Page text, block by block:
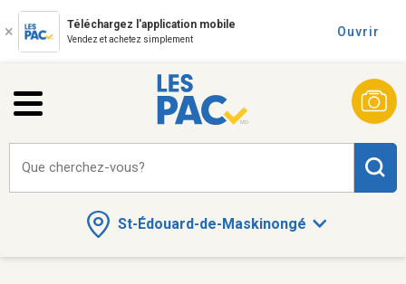
Téléchargez l'application mobile
Vendez et achetez simplement
Ouvrir
St-Édouard-de-Maskinongé
Que cherchez-vous?